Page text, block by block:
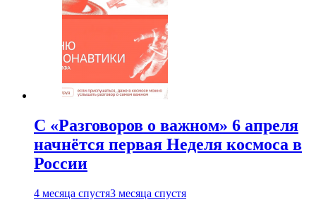
С «Разговоров о важном» 6 апреля
начнётся первая Неделя космоса в
России
4 месяца спустя3 месяца спустя